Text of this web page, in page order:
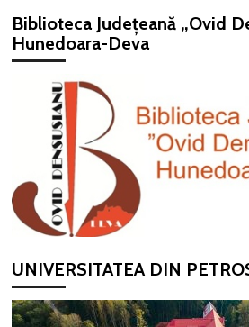
Biblioteca Județeană „Ovid
Hunedoara-Deva
UNIVERSITATEA DIN